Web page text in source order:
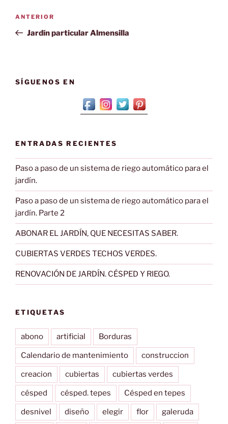
entradas
Entrada
anterior:
ANTERIOR
Jardín particular Almensilla
SÍGUENOS EN
ENTRADAS RECIENTES
Paso a paso de un sistema de riego automático para el
jardín.
Paso a paso de un sistema de riego automático para el
jardín. Parte 2
ABONAR EL JARDÍN, QUE NECESITAS SABER.
CUBIERTAS VERDES TECHOS VERDES.
RENOVACIÓN DE JARDÍN. CÉSPED Y RIEGO.
ETIQUETAS
abono artificial Borduras
Calendario de mantenimiento construccion
creacion cubiertas cubiertas verdes
césped césped. tepes Césped en tepes
desnivel diseño elegir flor galeruda